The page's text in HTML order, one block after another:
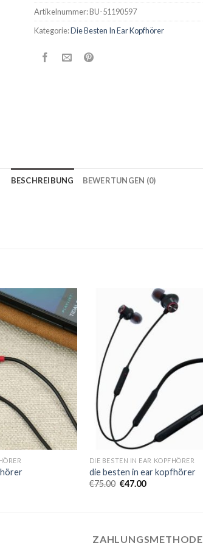
Artikelnummer:BU-51190597
Kategorie:Die Besten In Ear Kopfhörer
BESCHREIBUNG BEWERTUNGEN (0)
DIE BESTEN IN EAR KOPFHÖRER
die besten in ear kopfhörer
€75.00 €47.00
ZAHLUNGSMETHODE